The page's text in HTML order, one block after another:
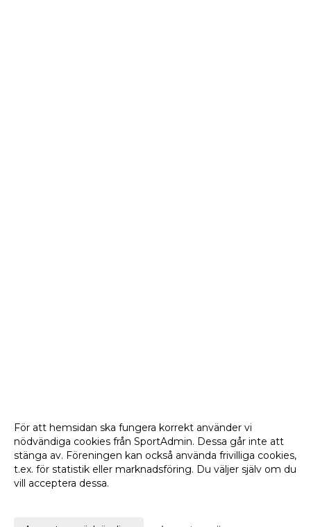
För att hemsidan ska fungera korrekt använder vi
nödvändiga cookies från SportAdmin. Dessa går inte att
stänga av. Föreningen kan också använda frivilliga cookies,
t.ex. för statistik eller marknadsföring. Du väljer själv om du
vill acceptera dessa.